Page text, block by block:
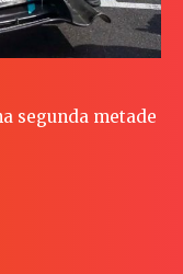
segunda metade